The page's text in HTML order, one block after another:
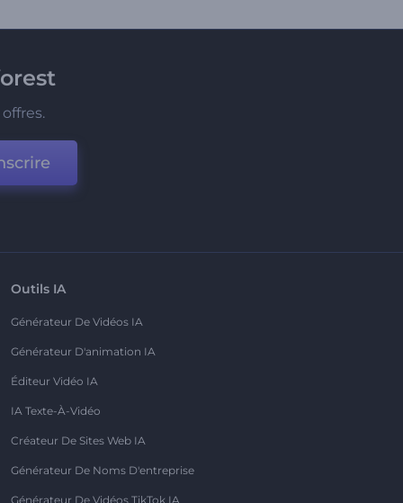
Outils IA
Générateur De Vidéos IA
Générateur D'animation IA
Éditeur Vidéo IA
IA Texte-À-Vidéo
Créateur De Sites Web IA
Générateur De Noms D'entreprise
Générateur De Vidéos TikTok IA